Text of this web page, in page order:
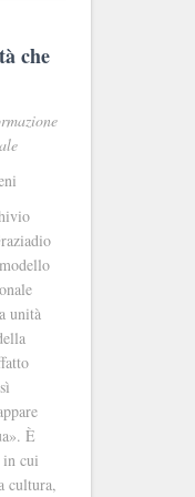
che
unità
È
in cui
cultura,